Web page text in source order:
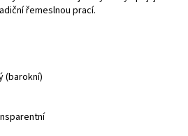
řemeslnou prací.
(barokní)